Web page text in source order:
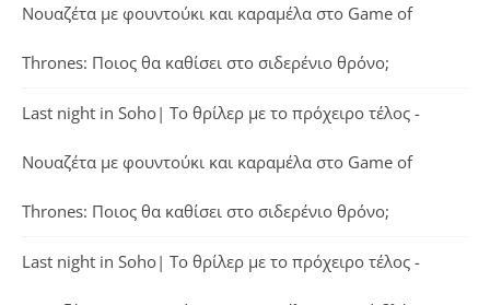
Νουαζέτα με φουντούκι και καραμέλα στο Game of
Thrones: Ποιος θα καθίσει στο σιδερένιο θρόνο;
Last night in Soho| Το θρίλερ με το πρόχειρο τέλος -
Νουαζέτα με φουντούκι και καραμέλα στο Game of
Thrones: Ποιος θα καθίσει στο σιδερένιο θρόνο;
Last night in Soho| Το θρίλερ με το πρόχειρο τέλος -